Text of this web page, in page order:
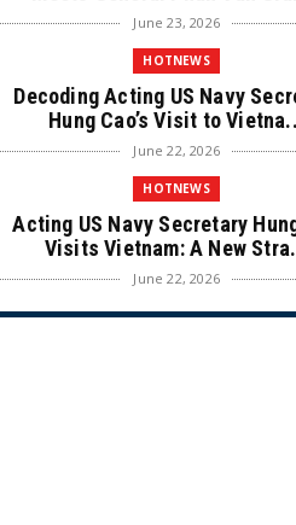
June 23, 2026
HOTNEWS
Decoding Acting US Navy
Hung Cao’s Visit to
June 22, 2026
HOTNEWS
Acting US Navy Secretary
Visits Vietnam: A New
June 22, 2026
CULTURE